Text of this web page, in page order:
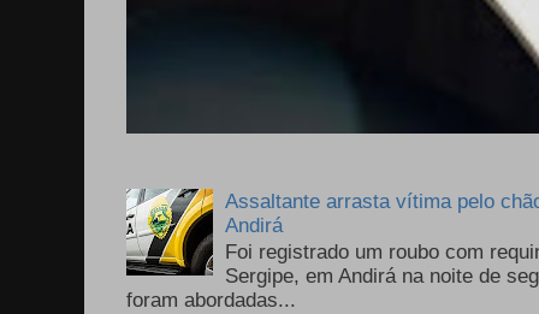
Assaltante arrasta vítima pelo
Andirá
Foi registrado um roubo com
Sergipe, em Andirá na noite de
foram abordadas...